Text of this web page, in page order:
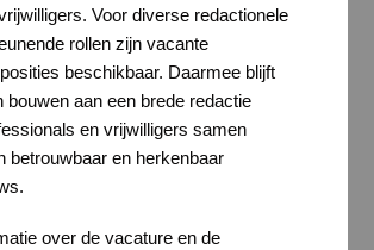
Voor diverse redactionele
rollen zijn vacante
beschikbaar. Daarmee blijft
bouwen aan een brede redactie
en vrijwilligers samen
betrouwbaar en herkenbaar
over de vacature en de